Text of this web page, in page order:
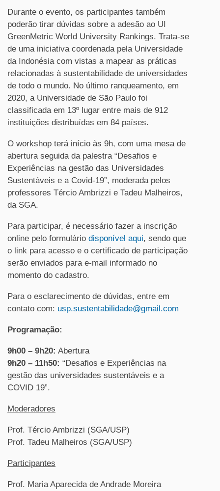
Durante o evento, os participantes também
poderão tirar dúvidas sobre a adesão ao UI
GreenMetric World University Rankings. Trata-se
de uma iniciativa coordenada pela Universidade
da Indonésia com vistas a mapear as práticas
relacionadas à sustentabilidade de universidades
de todo o mundo. No último ranqueamento, em
2020, a Universidade de São Paulo foi
classificada em 13º lugar entre mais de 912
instituições distribuídas em 84 países.
O workshop terá início às 9h, com uma mesa de
abertura seguida da palestra “Desafios e
Experiências na gestão das Universidades
Sustentáveis e a Covid-19”, moderada pelos
professores Tércio Ambrizzi e Tadeu Malheiros,
da SGA.
Para participar, é necessário fazer a inscrição
online pelo formulário disponível aqui, sendo que
o link para acesso e o certificado de participação
serão enviados para e-mail informado no
momento do cadastro.
Para o esclarecimento de dúvidas, entre em
contato com: usp.sustentabilidade@gmail.com
Programação:
9h00 – 9h20: Abertura
9h20 – 11h50: “Desafios e Experiências na
gestão das universidades sustentáveis e a
COVID 19”.
Moderadores
Prof. Tércio Ambrizzi (SGA/USP)
Prof. Tadeu Malheiros (SGA/USP)
Participantes
Prof. Maria Aparecida de Andrade Moreira